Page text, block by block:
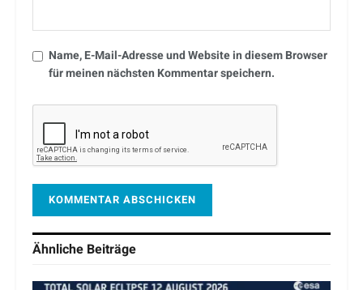
Name, E-Mail-Adresse und Website in diesem Browser
für meinen nächsten Kommentar speichern.
Ähnliche Beiträge